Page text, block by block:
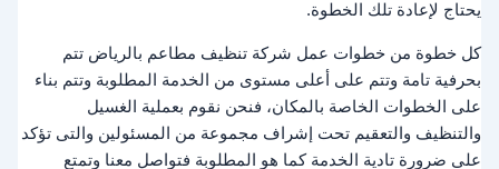
يحتاج لإعادة تلك الخطوة.
كل خطوة من خطوات عمل شركة تنظيف مطاعم بالرياض تتم
بحرفية تامة وتتم على أعلى مستوى من الخدمة المطلوبة وتتم بناء
على الخطوات الخاصة بالمكان، فنحن نقوم بعملية الغسيل
والتنظيف والتعقيم تحت إشراف مجموعة من المسئولين والتى تؤكد
على ضرورة تادية الخدمة كما هو المطلوبة فتواصل معنا وتمتع